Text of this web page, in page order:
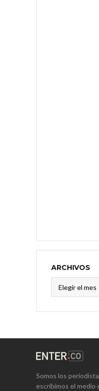
ARCHIVOS
Somos los
escribimos el medio